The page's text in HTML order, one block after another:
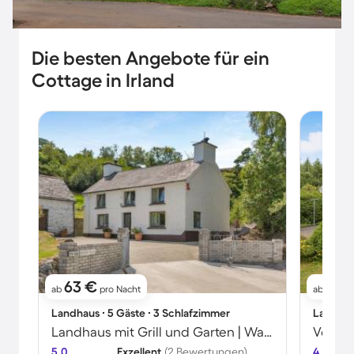
Die besten Angebote für ein
Cottage in Irland
ab 63 € pro Nacht
Landhaus ∙ 5 Gäste ∙ 3 Schlafzimmer
Landhaus mit Grill und Garten | Wasserblick
ab